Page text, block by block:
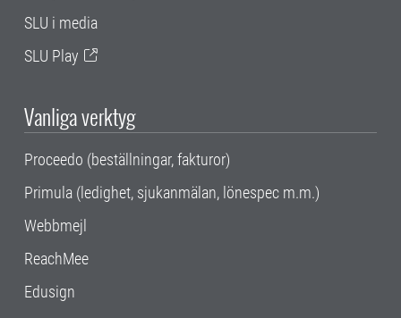
SLU i media
SLU Play
Vanliga verktyg
Proceedo (beställningar, fakturor)
Primula (ledighet, sjukanmälan, lönespec m.m.)
Webbmejl
ReachMee
Edusign